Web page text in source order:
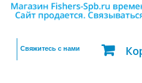
Свяжитесь с нами